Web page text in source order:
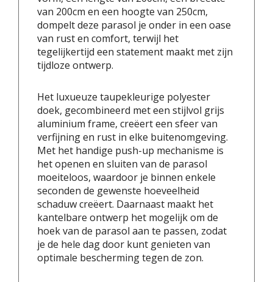
van 200cm en een hoogte van 250cm,
dompelt deze parasol je onder in een oase
van rust en comfort, terwijl het
tegelijkertijd een statement maakt met zijn
tijdloze ontwerp.
Het luxueuze taupekleurige polyester
doek, gecombineerd met een stijlvol grijs
aluminium frame, creëert een sfeer van
verfijning en rust in elke buitenomgeving.
Met het handige push-up mechanisme is
het openen en sluiten van de parasol
moeiteloos, waardoor je binnen enkele
seconden de gewenste hoeveelheid
schaduw creëert. Daarnaast maakt het
kantelbare ontwerp het mogelijk om de
hoek van de parasol aan te passen, zodat
je de hele dag door kunt genieten van
optimale bescherming tegen de zon.